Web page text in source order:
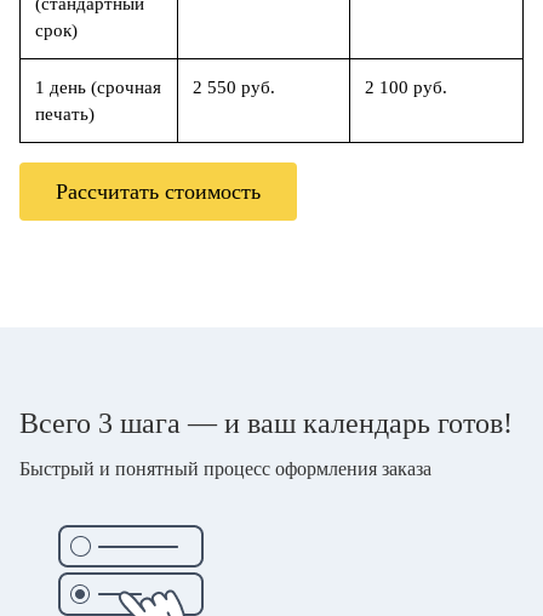
срок)
1 день (срочная
печать)
2 550 руб. 2 100 руб.
Рассчитать стоимость
Всего 3 шага — и ваш календарь готов!
Быстрый и понятный процесс оформления заказа